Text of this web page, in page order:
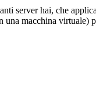
server hai, che
una macchina virtuale)